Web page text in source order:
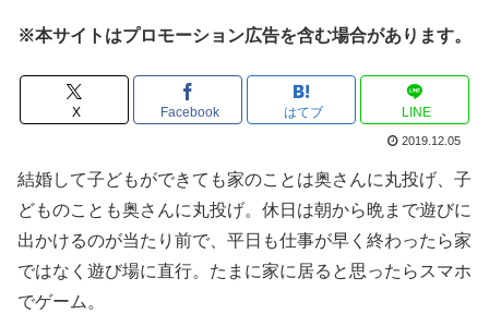
※本サイトはプロモーション広告を含む場合があります。
X Facebook はてブ LINE
2019.12.05
結婚して子どもができても家のことは奥さんに丸投げ、子
どものことも奥さんに丸投げ。休日は朝から晩まで遊びに
出かけるのが当たり前で、平日も仕事が早く終わったら家
ではなく遊び場に直行。たまに家に居ると思ったらスマホ
でゲーム。